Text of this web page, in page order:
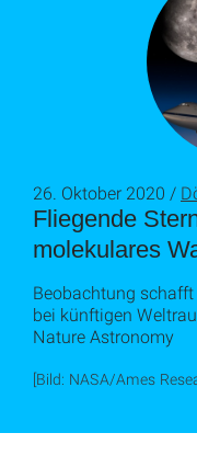
Fliegende
molekulares
26. Oktober 2020 /
Beobachtung
bei künftigen
Nature Astronomy
[Bild: NASA/Ames